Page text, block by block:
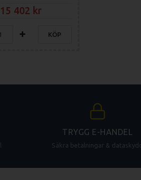
15 402
KÖP
TRYGG E-HANDEL
Säkra betalningar & dataskydd